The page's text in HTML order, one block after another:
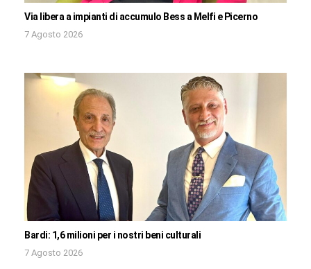
Via libera a impianti di accumulo Bess a Melfi e Picerno
7 Agosto 2026
Bardi: 1,6 milioni per i nostri beni culturali
7 Agosto 2026